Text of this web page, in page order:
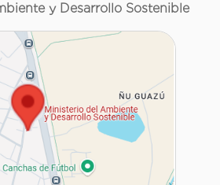
y Desarrollo Sostenible